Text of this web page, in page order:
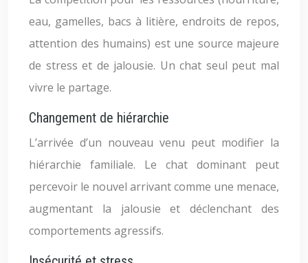
eau, gamelles, bacs à litière, endroits de repos,
attention des humains) est une source majeure
de stress et de jalousie. Un chat seul peut mal
vivre le partage.
Changement de hiérarchie
L’arrivée d’un nouveau venu peut modifier la
hiérarchie familiale. Le chat dominant peut
percevoir le nouvel arrivant comme une menace,
augmentant la jalousie et déclenchant des
comportements agressifs.